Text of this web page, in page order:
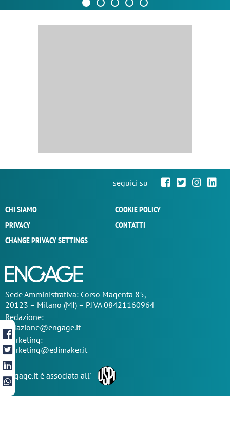
seguici su
CHI SIAMO
COOKIE POLICY
PRIVACY
CONTATTI
CHANGE PRIVACY SETTINGS
SedeAmministrativa: Corso Magenta 85,
20123 – Milano (MI) – P.IVA 08421160964
Redazione:
redazione@engage.it
Marketing:
marketing@edimaker.it
Engage.it è associata all'